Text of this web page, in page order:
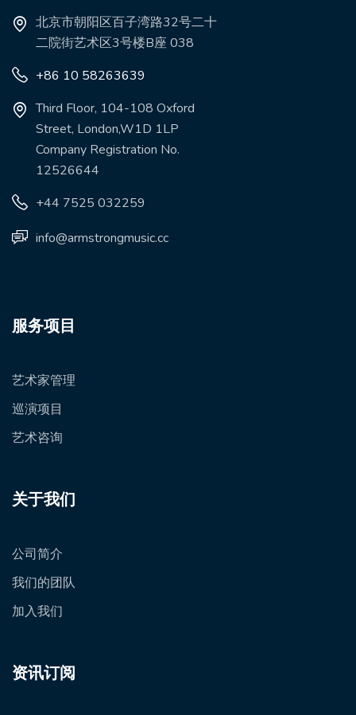
北京市朝阳区百子湾路32号二十
二院街艺术区3号楼B座 038
+86 10 58263639
Third Floor, 104-108 Oxford
Street, London,W1D 1LP
Company Registration No.
12526644
+44 7525 032259
info@armstrongmusic.cc
服务项目
艺术家管理
巡演项目
艺术咨询
关于我们
公司简介
我们的团队
加入我们
资讯订阅